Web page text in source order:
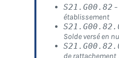
S21.G00.82
établissement
Solde versé en
de rattachement